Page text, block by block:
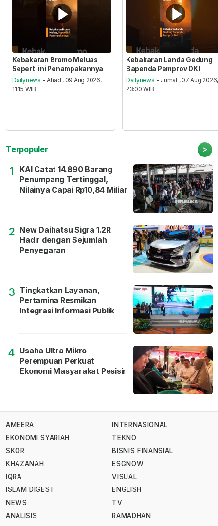
Kebakaran Bromo Meluas
Seperti ini Penampakannya
Dailynews - Ahad , 09 Aug 2026,
11:15 WIB
Kebakaran Landa Gedung
Bapenda Pemprov DKI
Dailynews - Jumat , 07 Aug 2026,
23:00 WIB
Terpopuler >
1
KAI Catat 14.890 Barang
Penumpang Tertinggal,
Nilainya Capai Rp10,84 Miliar
2 New Daihatsu Sigra 1.2R
Hadir dengan Sejumlah
Penyegaran
3 Tingkatkan Layanan,
Pertamina Resmikan
Integrasi Informasi Publik
4 Usaha Ultra Mikro
Perempuan Perkuat
Ekonomi Masyarakat Pesisir
AMEERA
EKONOMI SYARIAH
SKOR
KHAZANAH
IQRA
ISLAM DIGEST
NEWS
ANALISIS
INTERNASIONAL
TEKNO
BISNIS FINANSIAL
ESGNOW
VISUAL
ENGLISH
TV
RAMADHAN